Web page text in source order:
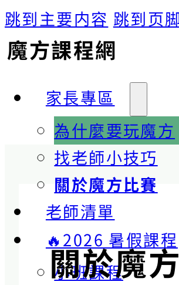
跳到主要内容 跳到页
魔方課程網
家長專區
為什麼要玩魔方
找老師小技巧
關於魔方比賽
老師清單
🔥2026 暑假課程
小班課程
關於魔